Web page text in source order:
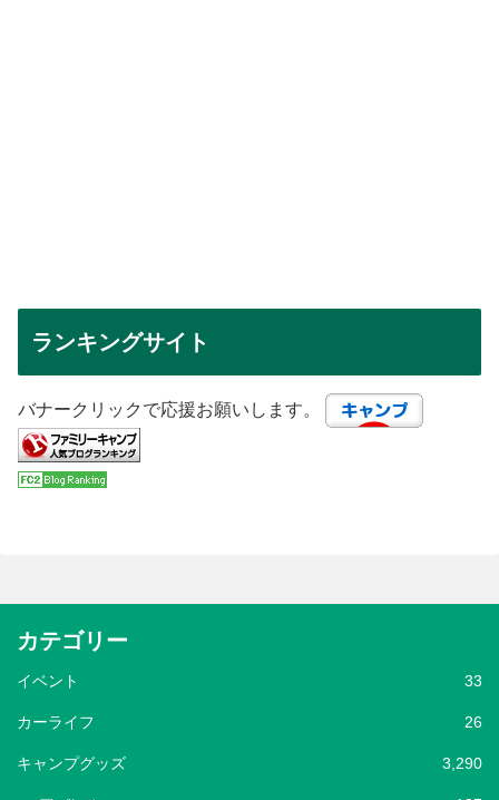
ランキングサイト
バナークリックで応援お願いします。
カテゴリー
イベント 33
カーライフ 26
キャンプグッズ 3,290